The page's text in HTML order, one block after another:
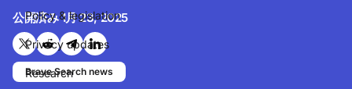
Policy & legislation
Privacy updates
Research
公開済み1月 23, 2025
Twitterで共有する
Reddit で共有
Telegramで共有
LinkedInで共有
Brave Search news